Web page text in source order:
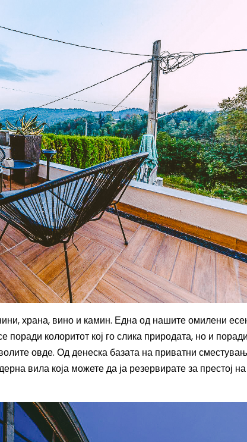
храна, вино и камин. Една од нашите омилени
колоритот кој го слика природата, но и
овде. Од денеска базата на приватни
вила која можете да ја резервирате за престој на